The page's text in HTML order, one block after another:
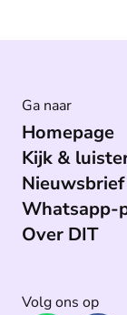
Ga naar
Homepage
Kijk &
Nieuwsbrief
Whatsapp-
Over DIT
Volg ons op